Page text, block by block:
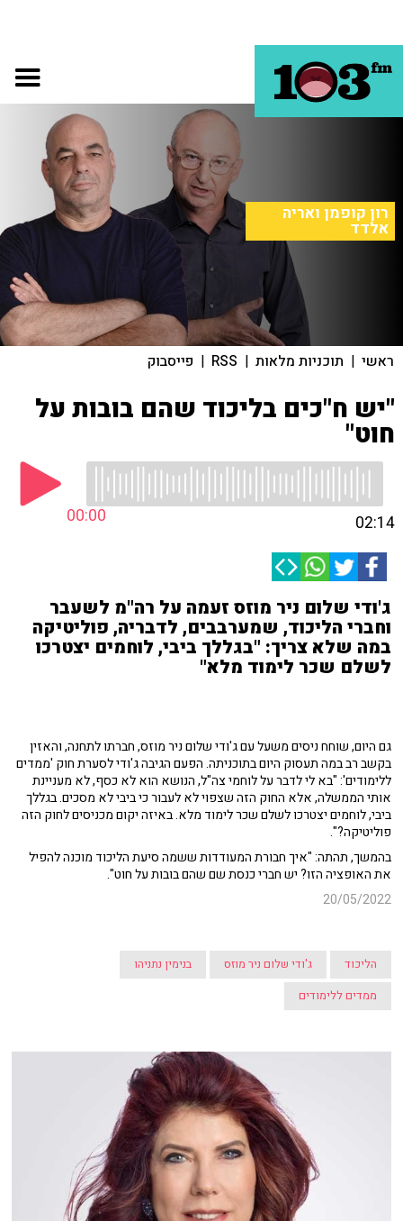
רון קופמן ואריה
אלדד
ראשי | תוכניות מלאות |
RSS
| פייסבוק
"יש ח"כים בליכוד שהם בובות על
חוט"
00:00 02:14
ג'ודי שלום ניר מוזס זעמה על רה"מ לשעבר
וחברי הליכוד, שמערבבים, לדבריה, פוליטיקה
במה שלא צריך: "בגללך ביבי, לוחמים יצטרכו
לשלם שכר לימוד מלא"
גם היום, שוחח ניסים משעל עם ג'ודי שלום ניר מוזס, חברתו לתחנה, והאזין
בקשב רב במה תעסוק היום בתוכניתה. הפעם הגיבה ג'ודי לסערת חוק 'ממדים
ללימודים': "בא לי לדבר על לוחמי צה"ל, הנושא הוא לא כסף, לא מעניינת
אותי הממשלה, אלא החוק הזה שצפוי לא לעבור כי ביבי לא מסכים. בגללך
ביבי, לוחמים יצטרכו לשלם שכר לימוד מלא. באיזה יקום מכניסים לחוק הזה
פוליטיקה?".
בהמשך, תהתה: "איך חבורת המעודדות ששמה סיעת הליכוד מוכנה להפיל
את האופציה הזו? יש חברי כנסת שם שהם בובות על חוט".
20/05/2022
הליכוד ג'ודי שלום ניר מוזס
בנימין נתניהו
ממדים ללימודים